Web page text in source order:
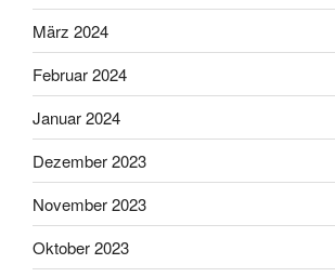
März 2024
Februar 2024
Januar 2024
Dezember 2023
November 2023
Oktober 2023